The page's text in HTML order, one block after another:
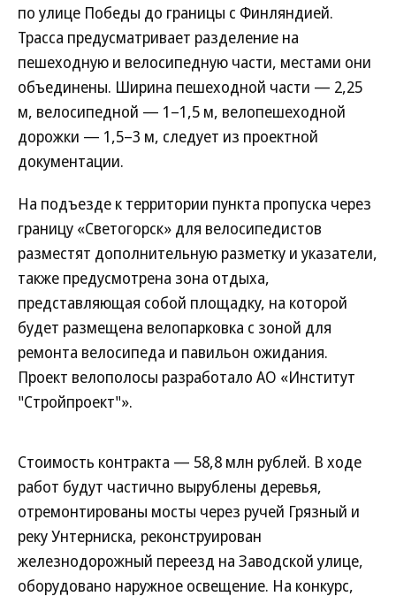
по улице Победы до границы с Финляндией.
Трасса предусматривает разделение на
пешеходную и велосипедную части, местами они
объединены. Ширина пешеходной части — 2,25
м, велосипедной — 1–1,5 м, велопешеходной
дорожки — 1,5–3 м, следует из проектной
документации.
На подъезде к территории пункта пропуска через
границу «Светогорск» для велосипедистов
разместят дополнительную разметку и указатели,
также предусмотрена зона отдыха,
представляющая собой площадку, на которой
будет размещена велопарковка с зоной для
ремонта велосипеда и павильон ожидания.
Проект велополосы разработало АО «Институт
"Стройпроект"».
Стоимость контракта — 58,8 млн рублей. В ходе
работ будут частично вырублены деревья,
отремонтированы мосты через ручей Грязный и
реку Унтерниска, реконструирован
железнодорожный переезд на Заводской улице,
оборудовано наружное освещение. На конкурс,